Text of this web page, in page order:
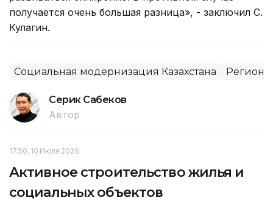
получается очень большая разница», - заключил С.
Кулагин.
Социальная модернизация Казахстана Регионы
Серик Сабеков
Автор
17:50, 10 Июля 2026
Активное строительство жилья и
социальных объектов